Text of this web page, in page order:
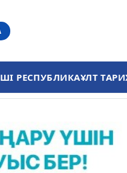
РЕСПУБЛИКАҰЛТ